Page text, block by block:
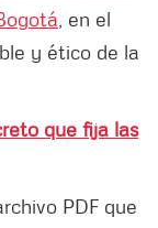
, en el
y ético de la
que fija las
PDF que